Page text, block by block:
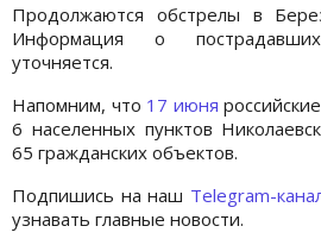
Продолжаются обстрелы в
Информация о
уточняется.
Напомним, что 17 июня
6 населенных пунктов
65 гражданских объектов.
Подпишись на наш Telegram-
узнавать главные новости.